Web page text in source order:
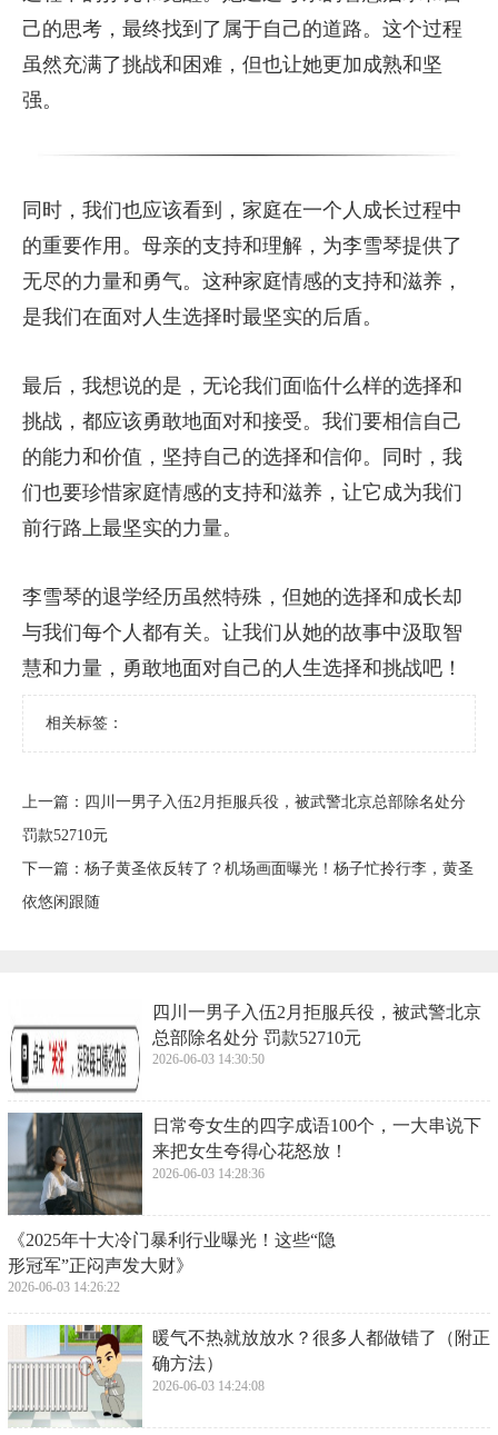
己的思考，最终找到了属于自己的道路。这个过程
虽然充满了挑战和困难，但也让她更加成熟和坚
强。
同时，我们也应该看到，家庭在一个人成长过程中
的重要作用。母亲的支持和理解，为李雪琴提供了
无尽的力量和勇气。这种家庭情感的支持和滋养，
是我们在面对人生选择时最坚实的后盾。
最后，我想说的是，无论我们面临什么样的选择和
挑战，都应该勇敢地面对和接受。我们要相信自己
的能力和价值，坚持自己的选择和信仰。同时，我
们也要珍惜家庭情感的支持和滋养，让它成为我们
前行路上最坚实的力量。
李雪琴的退学经历虽然特殊，但她的选择和成长却
与我们每个人都有关。让我们从她的故事中汲取智
慧和力量，勇敢地面对自己的人生选择和挑战吧！
相关标签：
上一篇： ​四川一男子入伍2月拒服兵役，被武警北京总部除名处分
罚款52710元
下一篇： ​杨子黄圣依反转了？机场画面曝光！杨子忙拎行李，黄圣
依悠闲跟随
​四川一男子入伍2月拒服兵役，被武警北京
总部除名处分 罚款52710元
2026-06-03 14:30:50
​日常夸女生的四字成语100个，一大串说下
来把女生夸得心花怒放！
2026-06-03 14:28:36
​《2025年十大冷门暴利行业曝光！这些“隐
形冠军”正闷声发大财》
2026-06-03 14:26:22
​暖气不热就放放水？很多人都做错了（附正
确方法）
2026-06-03 14:24:08